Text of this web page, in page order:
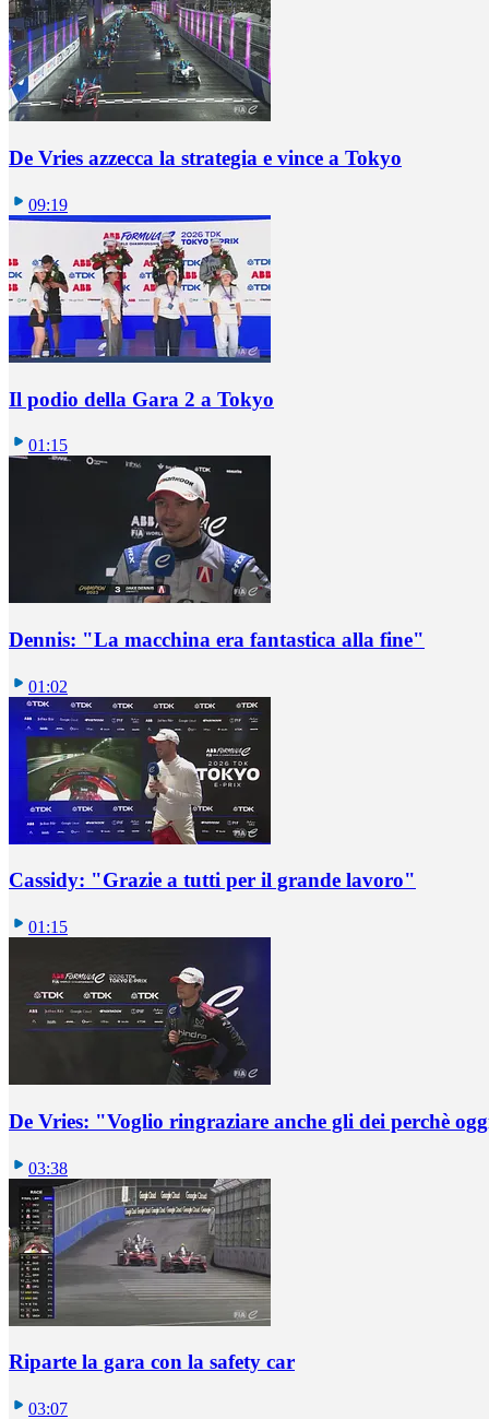
De Vries azzecca la strategia e vince a Tokyo
09:19
Il podio della Gara 2 a Tokyo
01:15
Dennis: "La macchina era fantastica alla fine"
01:02
Cassidy: "Grazie a tutti per il grande lavoro"
01:15
De Vries: "Voglio ringraziare anche gli dei perchè
03:38
Riparte la gara con la safety car
03:07